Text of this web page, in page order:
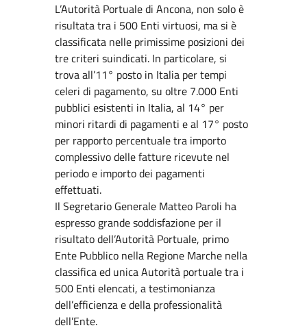
L’Autorità Portuale di Ancona, non solo è
risultata tra i 500 Enti virtuosi, ma si è
classificata nelle primissime posizioni dei
tre criteri suindicati. In particolare, si
trova all’11° posto in Italia per tempi
celeri di pagamento, su oltre 7.000 Enti
pubblici esistenti in Italia, al 14° per
minori ritardi di pagamenti e al 17° posto
per rapporto percentuale tra importo
complessivo delle fatture ricevute nel
periodo e importo dei pagamenti
effettuati.
Il Segretario Generale Matteo Paroli ha
espresso grande soddisfazione per il
risultato dell’Autorità Portuale, primo
Ente Pubblico nella Regione Marche nella
classifica ed unica Autorità portuale tra i
500 Enti elencati, a testimonianza
dell’efficienza e della professionalità
dell’Ente.